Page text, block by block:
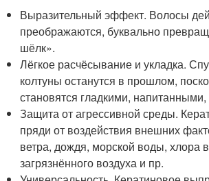
Выразительный эффект. Волосы
преображаются, буквально
шёлк».
Лёгкое расчёсывание и укладка.
колтуны останутся в прошлом,
становятся гладкими,
Защита от агрессивной среды.
пряди от воздействия внешних
ветра, дождя, морской воды, хлора
загрязнённого воздуха и пр.